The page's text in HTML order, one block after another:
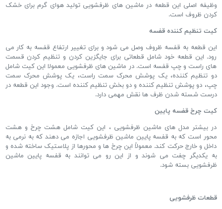
وظیفه اصلی این قطعه در ماشین های ظرفشویی تولید هوای گرم برای خشک
کردن ظروف است.
کیت تنظیم کننده قفسه
این قطعه به قفسه ظروف وصل می شود و برای تغییر ارتفاع قفسه به کار می
رود. این قطعه خود شامل قطعاتی برای جایگزین کردن و تنظیم کردن قسمت
های راست و چپ قفسه است. در ماشین های ظرفشویی معمولا این کیت شامل
دو تنظیم کننده، یک پوشش محرک سمت راست، یک پوشش محرک سمت
چپ، دو پوشش تنظیم کننده و دو بخش تنظیم کننده است. وجود این قطعه در
درست شسته شدن ظرف ها نقش مهمی دارد.
کیت چرخ قفسه پایین
در بیشتر مدل های ماشین ظرفشویی ، این کیت شامل هشت چرخ و هشت
محور است که به قفسه پایین ماشین ظرفشویی اجازه می دهند که به نرمی به
داخل و خارج حرکت کند. معمولاً این چرخ ها و محورها از پلاستیک ساخته شده و
به یکدیگر چفت می شوند و از این رو می ‌توانند به قفسه پایین ماشین
ظرفشویی بسته شود.
قطعات ظرفشویی